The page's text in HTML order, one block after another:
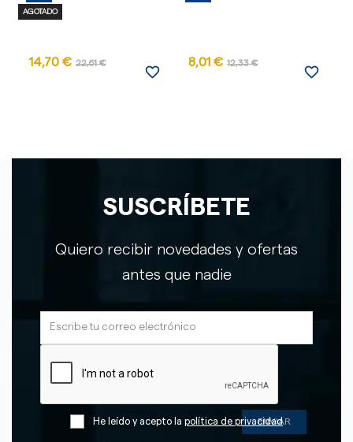
AGOTADO
14,70 € 22,61 €
favorite_border
8,01 € 12,33 €
favorite_border
SUSCRÍBETE
Quiero recibir novedades y ofertas
antes que nadie
He leído y acepto la política de privacidad